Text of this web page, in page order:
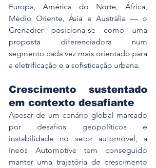
Europa, América do Norte, África,
Médio Oriente, Ásia e Austrália — o
Grenadier posiciona-se como uma
proposta diferenciadora num
segmento cada vez mais orientado para
a eletrificação e a sofisticação urbana.
Crescimento sustentado
em contexto desafiante
Apesar de um cenário global marcado
por desafios geopolíticos e
instabilidade no setor automóvel, a
Ineos Automotive tem conseguido
manter uma trajetória de crescimento